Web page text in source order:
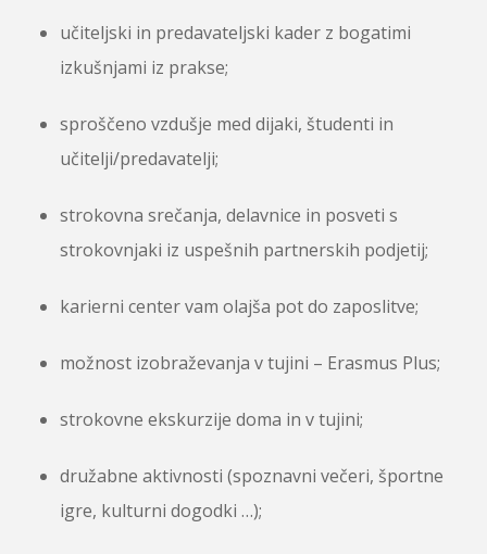
učiteljski in predavateljski kader z bogatimi
izkušnjami iz prakse;
sproščeno vzdušje med dijaki, študenti in
učitelji/predavatelji;
strokovna srečanja, delavnice in posveti s
strokovnjaki iz uspešnih partnerskih podjetij;
karierni center vam olajša pot do zaposlitve;
možnost izobraževanja v tujini – Erasmus Plus;
strokovne ekskurzije doma in v tujini;
družabne aktivnosti (spoznavni večeri, športne
igre, kulturni dogodki …);